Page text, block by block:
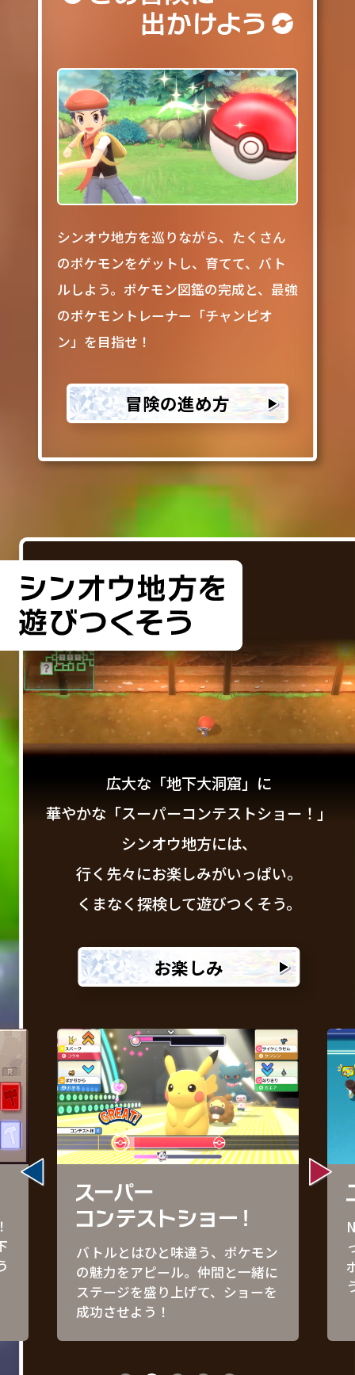
シンオウ地方を巡りながら、たくさん
のポケモンをゲットし、育てて、バト
ルしよう。 ポケモン図鑑の完成と、最強
のポケモントレーナー「チャンピオ
ン」を目指せ！
冒険の進め方
広大な「地下大洞窟」に
華やかな「スーパーコンテストショー！」
シンオウ地方には、
行く先々にお楽しみがいっぱい。
くまなく探検して遊びつくそう。
お楽しみ
バトルとはひと味違う、ポケモン
の魅力をアピール。仲間と一緒に
ステージを盛り上げて、ショーを
成功させよう！